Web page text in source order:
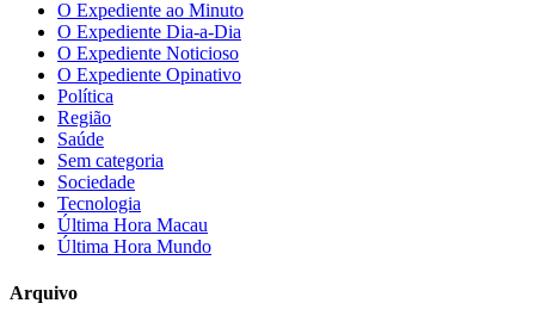
O Expediente ao Minuto
O Expediente Dia-a-Dia
O Expediente Noticioso
O Expediente Opinativo
Política
Região
Saúde
Sem categoria
Sociedade
Tecnologia
Última Hora Macau
Última Hora Mundo
Arquivo